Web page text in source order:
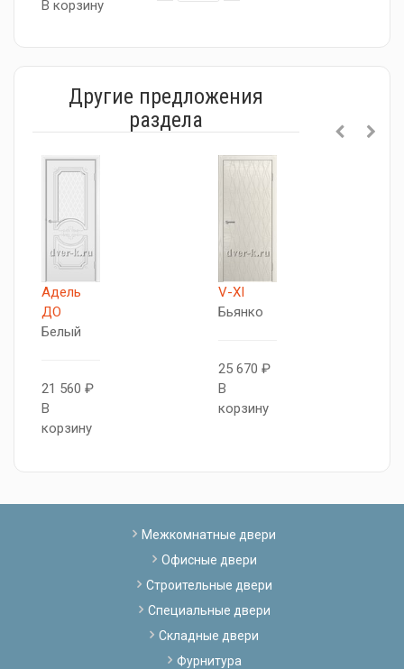
В корзину
Другие предложения
раздела
Адель
ДО
Белый
21 560 ₽
В
корзину
V-XI
Бьянко
25 670 ₽
В
корзину
Межкомнатные двери
Офисные двери
Строительные двери
Специальные двери
Складные двери
Фурнитура